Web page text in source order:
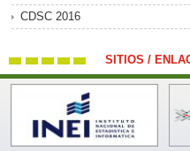
CDSC 2016
SITIOS /